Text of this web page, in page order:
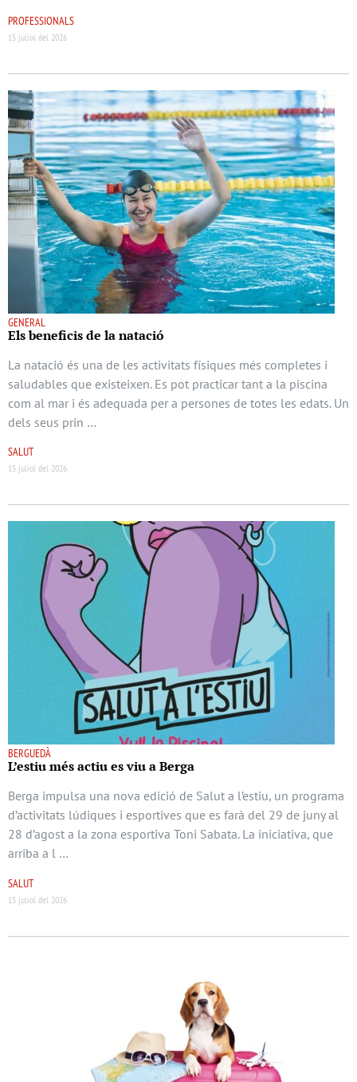
PROFESSIONALS
15 juliol del 2026
GENERAL
Els beneﬁcis de la natació
La natació és una de les activitats físiques més completes i
saludables que existeixen. Es pot practicar tant a la piscina
com al mar i és adequada per a persones de totes les edats. Un
dels seus prin …
SALUT
15 juliol del 2026
BERGUEDÀ
L’estiu més actiu es viu a Berga
Berga impulsa una nova edició de Salut a l’estiu, un programa
d’activitats lúdiques i esportives que es farà del 29 de juny al
28 d’agost a la zona esportiva Toni Sabata. La iniciativa, que
arriba a l …
SALUT
15 juliol del 2026